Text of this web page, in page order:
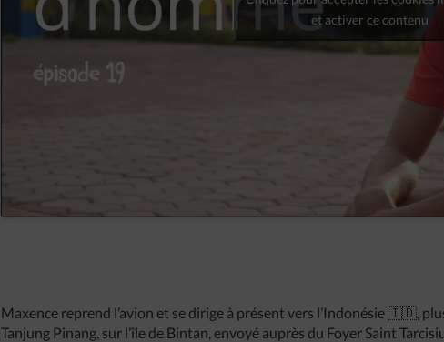
et activer ce contenu
Maxence reprend l’avion et se dirige à présent vers l’Indonésie 🇮🇩,
Tanjung Pinang, sur l’île de Bintan, envoyé auprès du Foyer Saint